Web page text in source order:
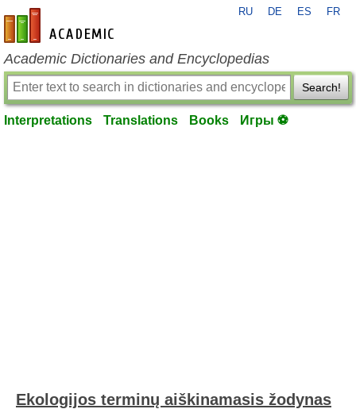
en-academic.com
RU DE ES FR
Academic Dictionaries and Encyclopedias
Search!
Interpretations Translations Books Игры ⚽
Ekologijos terminų aiškinamasis žodynas